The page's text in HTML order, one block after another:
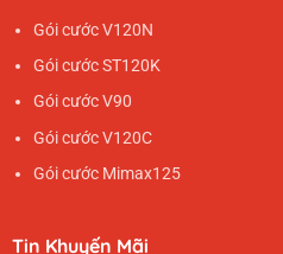
Gói cước V120N
Gói cước ST120K
Gói cước V90
Gói cước V120C
Gói cước Mimax125
Tin Khuyến Mãi